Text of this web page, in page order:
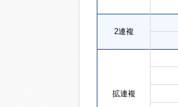
2連複
拡連複